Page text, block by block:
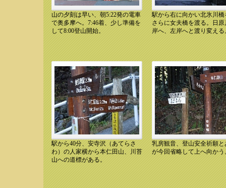
10.12.11 7:49奥多摩駅
山の夕刻は早い、朝5:22発の電車
で奥多摩へ。7:46着、少し準備を
して8:00登山開始。
10.12.11 8:06 女夫橋
駅から右に向かい北氷川橋
さらに女夫橋を渡る。日原
岸へ、左岸へと渡り変える
10.12.11 8:36 安寺沢上り口
駅から40分、安寺沢（あてらさ
わ）の人家横から本仁田山、川苔
山への道標がある。
10.12.11 8:41 乳房観音
乳房観音、登山安全祈願と
が今回省略して上へ向かう